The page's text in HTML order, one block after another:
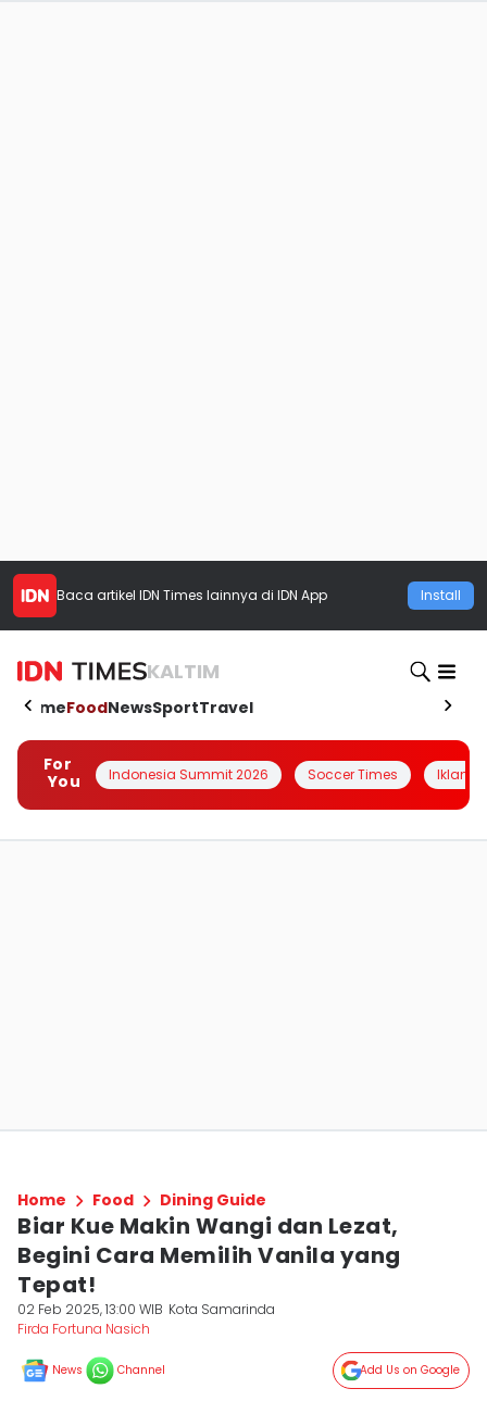
Baca artikel IDN Times lainnya di IDN App Install
KALTIM
HomeFoodNewsSportTravel
For
You
Indonesia Summit 2026 Soccer Times Iklanin
Home Food Dining Guide
Biar Kue Makin Wangi dan Lezat,
Begini Cara Memilih Vanila yang
Tepat!
02 Feb 2025, 13:00 WIB Kota Samarinda
Firda Fortuna Nasich
News Channel Add Us on Google